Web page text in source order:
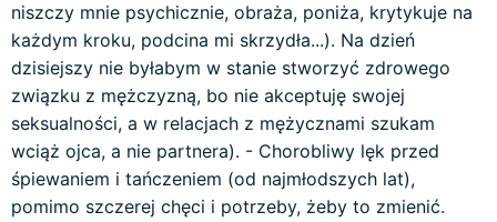
niszczy mnie psychicznie, obraża, poniża, krytykuje na
każdym kroku, podcina mi skrzydła...). Na dzień
dzisiejszy nie byłabym w stanie stworzyć zdrowego
związku z mężczyzną, bo nie akceptuję swojej
seksualności, a w relacjach z mężycznami szukam
wciąż ojca, a nie partnera). - Chorobliwy lęk przed
śpiewaniem i tańczeniem (od najmłodszych lat),
pomimo szczerej chęci i potrzeby, żeby to zmienić.